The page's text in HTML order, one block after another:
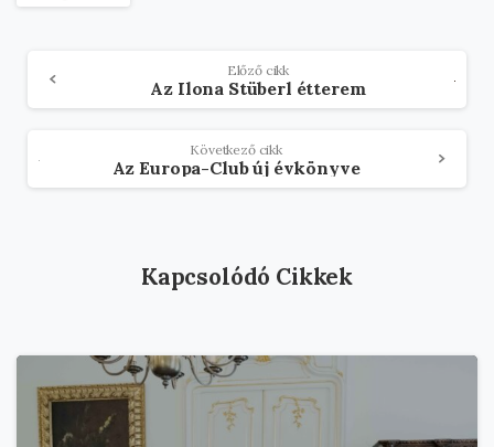
tovább
Előző cikk
Az Ilona Stüberl étterem
Következő cikk
Az Europa-Club új évkönyve
Kapcsolódó Cikkek